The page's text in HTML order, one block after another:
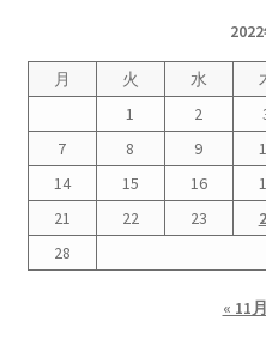
2023.1.26 「脱原発」成
2023.2.7 いまこそ私は
なぜ首都圏でガンが６
南海トラフ巨大地震で
月 火 水
1
2
7
8 9
14
15 16
21
22 23
28
« 11月